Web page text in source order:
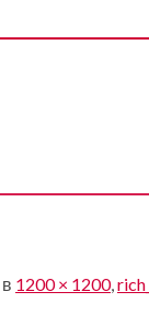
в 1200 × 1200,